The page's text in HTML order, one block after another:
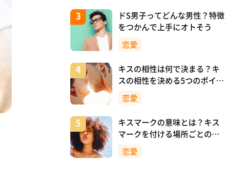
ドS男子ってどんな男性？特徴
をつかんで上手にオトそう
恋愛
キスの相性は何で決まる？キ
スの相性を決める5つのポイン
ト
恋愛
キスマークの意味とは？キス
マークを付ける場所ごとの意
味を詳しく解説
恋愛